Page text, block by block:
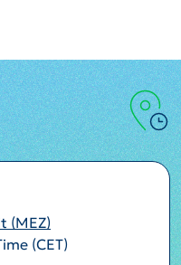
(MEZ)
(CET)